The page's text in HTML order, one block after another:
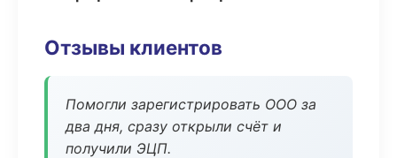
Отзывы клиентов
Помогли зарегистрировать ООО за
два дня, сразу открыли счёт и
получили ЭЦП.